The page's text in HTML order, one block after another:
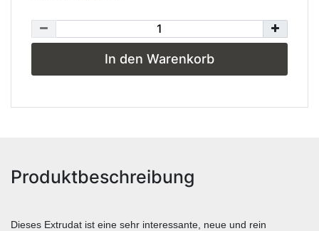
In den Warenkorb
Produktbeschreibung
Dieses Extrudat ist eine sehr interessante, neue und rein